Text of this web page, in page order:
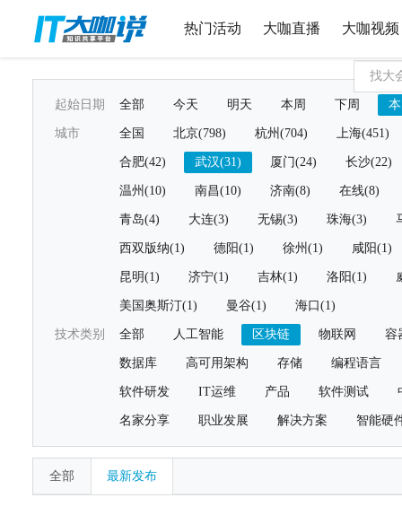
热门活动 大咖直播 大咖视频
起始日期 全部 今天 明天 本周 下周
城市 全国 北京(798) 杭州(704) 上海(451)
合肥(42) 武汉(31) 厦门(24) 长沙(22)
温州(10) 南昌(10) 济南(8) 在线(8)
青岛(4) 大连(3) 无锡(3) 珠海(3)
西双版纳(1) 德阳(1) 徐州(1) 咸阳(1)
昆明(1) 济宁(1) 吉林(1) 洛阳(1)
美国奥斯汀(1) 曼谷(1) 海口(1)
技术类别 全部 人工智能 区块链 物联网 容
数据库 高可用架构 存储 编程语言
软件研发 IT运维 产品 软件测试
名家分享 职业发展 解决方案 智能硬
全部 最新发布